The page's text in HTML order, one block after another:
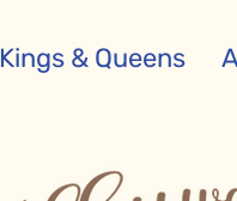
Kings & Queens